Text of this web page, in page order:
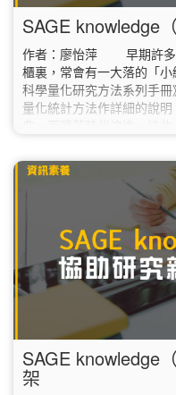
SAGE knowledge
作者：廖怡萍 早期許多
櫃裏，常會有一大落的「
科學量化研究方法系列手
量化統計方法作詳細的說
了。 據廠商提供資料，
領域學者所設計的電子書
SAGE knowledge
架